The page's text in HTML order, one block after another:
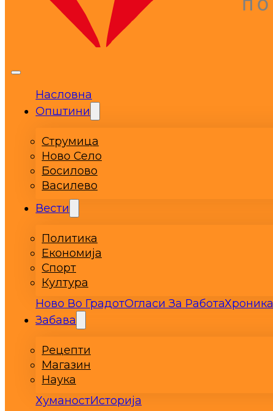
Насловна
Општини
Струмица
Ново Село
Босилово
Василево
Вести
Политика
Економија
Спорт
Култура
Ново Во ГрадотОгласи За РаботаХроника
Забава
Рецепти
Магазин
Наука
ХуманостИсторија